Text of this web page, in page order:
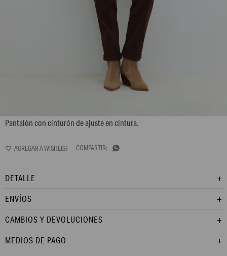
Pantalón con cinturón de ajuste en cintura.

DETALLE
ENVÍOS
CAMBIOS Y DEVOLUCIONES
MEDIOS DE PAGO